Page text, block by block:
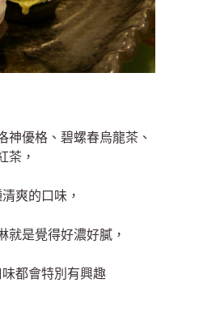
神優格、碧螺春烏龍茶、
茶，
爽的口味，
就是覺得好濃好膩，
都會特別有興趣